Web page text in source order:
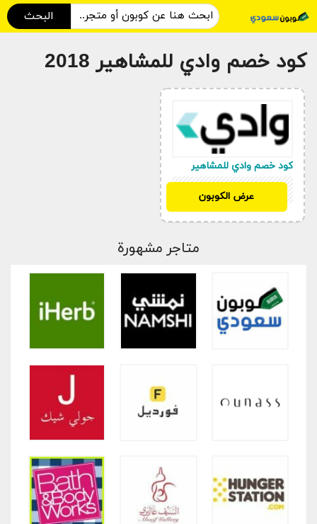
البحث
كود خصم وادي للمشاهير 2018
كود خصم وادي للمشاهير
عرض الكوبون
متاجر مشهورة